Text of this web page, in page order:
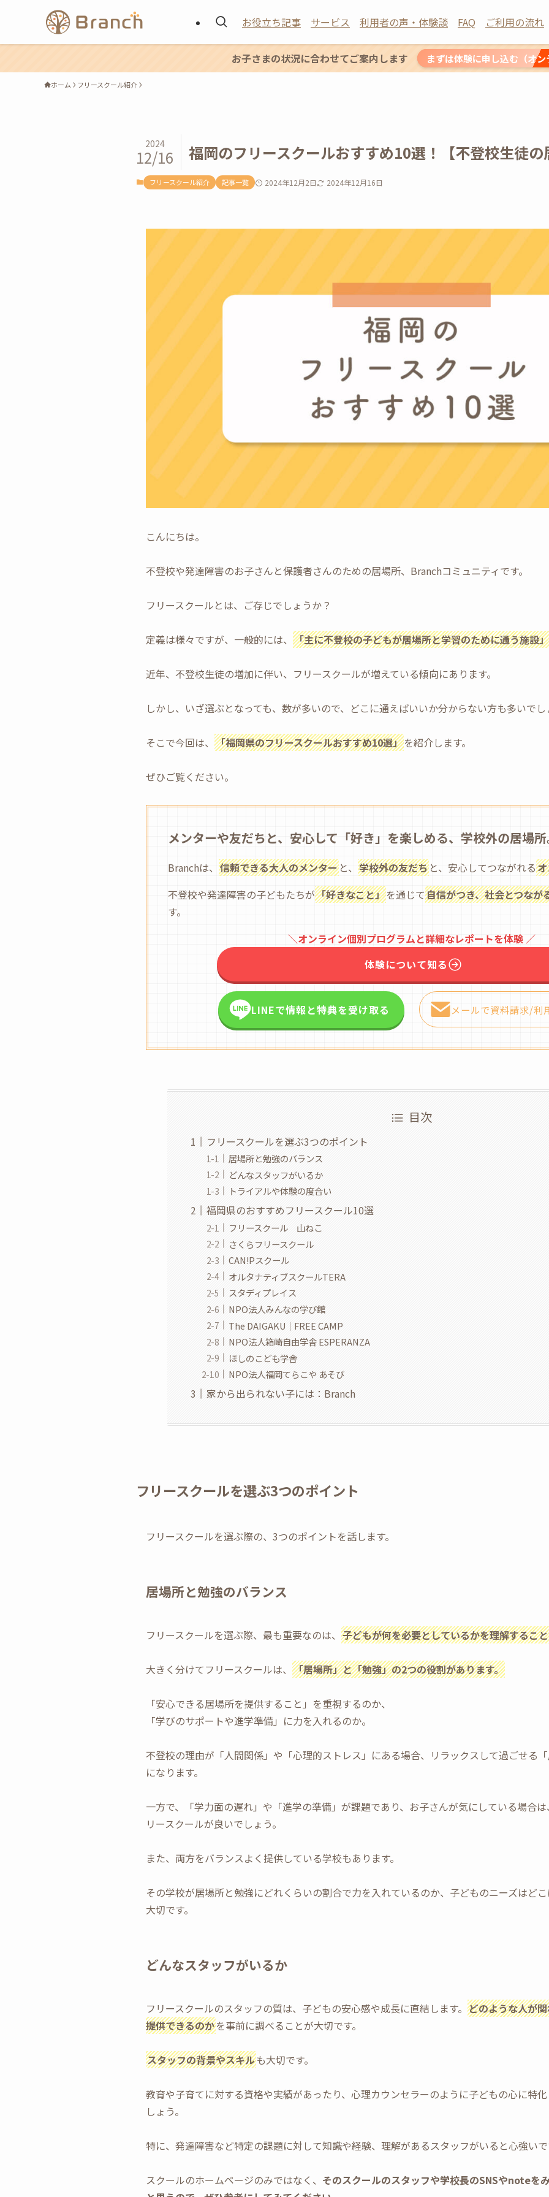
お役立ち記事 サービス 利用者の声・体験談 FAQ ご利用の流れ
お子さまの状況に合わせてご案内します まずは体験に申し込む（オ
ホーム フリースクール紹介
福岡のフリースクールおすすめ10選！【不登校生徒
2024
12/16
フリースクール紹介 記事一覧 2024年12月2日 2024年12月16日
こんにちは。
不登校や発達障害のお子さんと保護者さんのための居場所、Branchコミュニティです。
フリースクールとは、ご存じでしょうか？
定義は様々ですが、一般的には、 「主に不登校の子どもが居場所と学習のために通う施設」
近年、不登校生徒の増加に伴い、フリースクールが増えている傾向にあります。
しかし、いざ選ぶとなっても、数が多いので、どこに通えばいいか分からない方も多いでし
そこで今回は、 「福岡県のフリースクールおすすめ10選」を紹介します。
ぜひご覧ください。
メンターや友だちと、安心して「好き」を楽しめる、学校外の居場
Branchは、 信頼できる大人のメンター と、 学校外の友だち と、安心してつながれる
不登校や発達障害の子どもたちが「好きなこと」を通じて自信がつき、社会とつなが
す。
＼オンライン個別プログラムと詳細なレポートを体験 ／
体験について知る
LINEで情報と特典を受け取る メールで資料請求/利
目次
フリースクールを選ぶ3つのポイント
居場所と勉強のバランス
どんなスタッフがいるか
トライアルや体験の度合い
福岡県のおすすめフリースクール10選
フリースクール 山ねこ
さくらフリースクール
CAN!Pスクール
オルタナティブスクールTERA
スタディプレイス
NPO法人みんなの学び館
The DAIGAKU｜FREE CAMP
NPO法人箱崎自由学舎 ESPERANZA
ほしのこども学舎
NPO法人福岡てらこや あそび
家から出られない子には：Branch
フリースクールを選ぶ3つのポイント
フリースクールを選ぶ際の、3つのポイントを話します。
居場所と勉強のバランス
フリースクールを選ぶ際、最も重要なのは、 子どもが何を必要としているかを理解すること
大きく分けてフリースクールは、 「居場所」と「勉強」の2つの役割があります。
「安心できる居場所を提供すること」を重視するのか、
「学びのサポートや進学準備」に力を入れるのか。
不登校の理由が「人間関係」や「心理的ストレス」にある場合、リラックスして過ごせる
になります。
一方で、「学力面の遅れ」や「進学の準備」が課題であり、お子さんが気にしている場合
リースクールが良いでしょう。
また、両方をバランスよく提供している学校もあります。
その学校が居場所と勉強にどれくらいの割合で力を入れているのか、子どものニーズはど
大切です。
どんなスタッフがいるか
フリースクールのスタッフの質は、子どもの安心感や成長に直結します。 どのような人が
提供できるのかを事前に調べることが大切です。
スタッフの背景やスキルも大切です。
教育や子育てに対する資格や実績があったり、心理カウンセラーのように子どもの心に特
しょう。
特に、発達障害など特定の課題に対して知識や経験、理解があるスタッフがいると心強い
スクールのホームページのみではなく、 そのスクールのスタッフや学校長のSNSやnoteを